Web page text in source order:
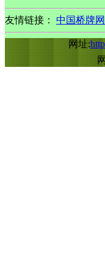
友情链接： 中国桥牌网
网址: